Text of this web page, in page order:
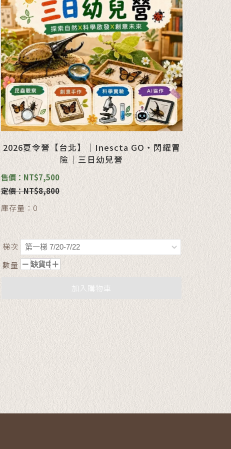
2026夏令營【台北】｜Inescta GO・閃耀冒
險｜三日幼兒營
定價：NT$8,800
售價：NT$7,500
庫存量：0
梯次
數量
加入購物車